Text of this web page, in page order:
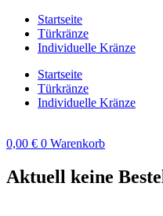
Zum
Inhalt
springen
Startseite
Türkränze
Individuelle Kränze
Startseite
Türkränze
Individuelle Kränze
0,00 € 0 Warenkorb
Aktuell keine